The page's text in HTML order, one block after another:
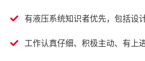
有液压系统知识者优先，包括设
工作认真仔细、积极主动、有上